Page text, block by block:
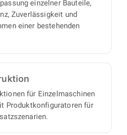
einzelner Bauteile,
Zuverlässigkeit und
einer bestehenden
für Einzelmaschinen
Produktkonfiguratoren für